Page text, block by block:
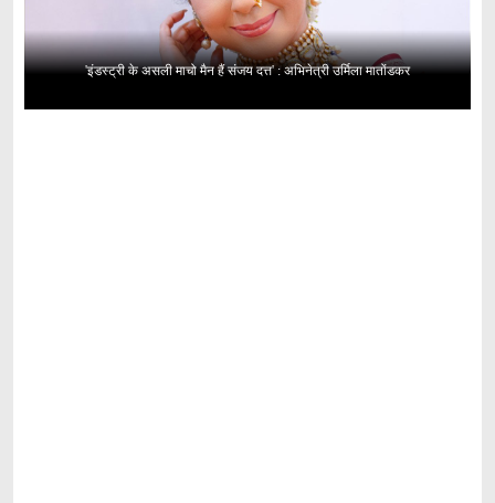
'इंडस्ट्री के असली माचो मैन हैं संजय दत्त' : अभिनेत्री उर्मिला मातोंडकर